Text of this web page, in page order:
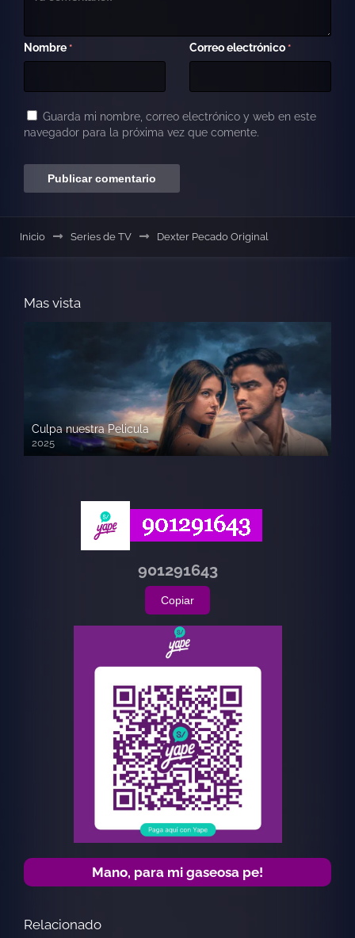
Nombre * Correo electrónico *
Guarda mi nombre, correo electrónico y web en este
navegador para la próxima vez que comente.
Inicio Series de TV Dexter Pecado Original
Mas vista
Culpa nuestra Pelicula
2025
720p HD
901291643
Copiar
Mano, para mi gaseosa pe!
Relacionado